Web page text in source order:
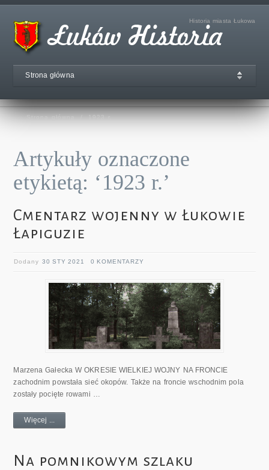
Historia miasta Łukowa
Strona główna
Strona główna 1923 r.
Artykuły oznaczone
etykietą: ‘1923 r.’
Cmentarz wojenny w Łukowie
Łapiguzie
Dodany30 STY 2021 0 KOMENTARZY
Marzena Gałecka W OKRESIE WIELKIEJ WOJNY NA FRONCIE
zachodnim powstała sieć okopów. Także na froncie wschodnim pola
zostały pocięte rowami …
Więcej ...
Na pomnikowym szlaku